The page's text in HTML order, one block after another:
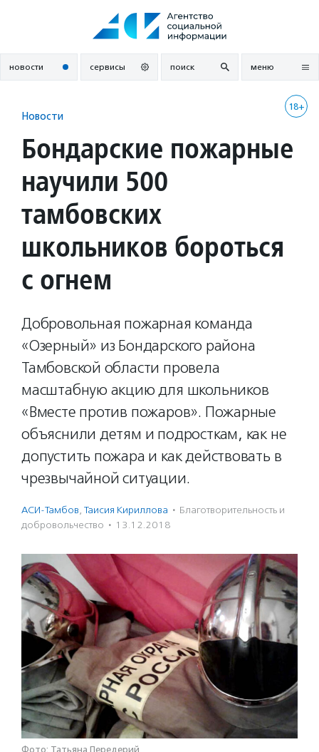
новости сервисы поиск меню
18+
Новости
Бондарские пожарные
научили 500
тамбовских
школьников бороться
с огнем
Добровольная пожарная команда
«Озерный» из Бондарского района
Тамбовской области провела
масштабную акцию для школьников
«Вместе против пожаров». Пожарные
объяснили детям и подросткам, как не
допустить пожара и как действовать в
чрезвычайной ситуации.
АСИ-Тамбов, Таисия Кириллова · Благотвори­тель­ность и
доброволь­чест­во · 13.12.2018
Фото: Татьяна Передерий